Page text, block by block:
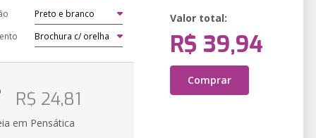
Valor total:
R$ 39,94
Comprar
R$ 24,81
em Pensática